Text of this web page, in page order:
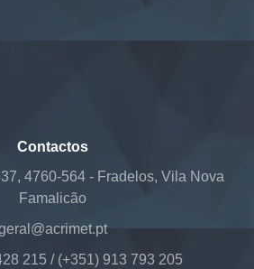
Contactos
4760-564 - Fradelos, Vila Nova
Famalicão
215 / (+351) 913 793 205